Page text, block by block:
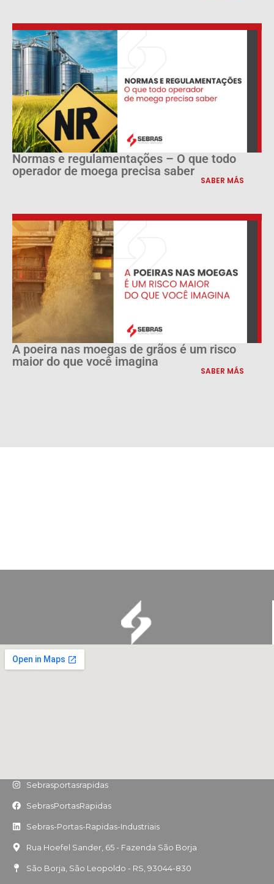
Normas e regulamentações – O que todo
operador de moega precisa saber
SABER MÁS
A poeira nas moegas de grãos é um risco
maior do que você imagina
SABER MÁS
Sebrasportasrapidas
SebrasPortasRapidas
Sebras-Portas-Rapidas-Industriais
Rua Hoefel Sander, 65 - Fazenda São Borja
São Borja, São Leopoldo - RS, 93044-830